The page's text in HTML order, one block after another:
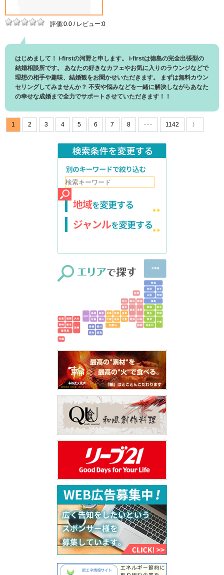
評価:0.0 / レビュー:0
はじめまして！ i-firstの河野と申します。 i-firstは徳島の完全出張型の
結婚相談所です。 あなたの好きなカフェやお気に入りのラウンジなどで
理想の相手や趣味、結婚観をお聞かせいただきます。 まずは無料カウン
セリングしてみませんか？ 不安や悩みなどを一緒に解決しながらあなた
の幸せな成婚まで全力でサポートさせていただきます！！
1 2 3 4 5 6 7 8 ･･･ 1142 〉